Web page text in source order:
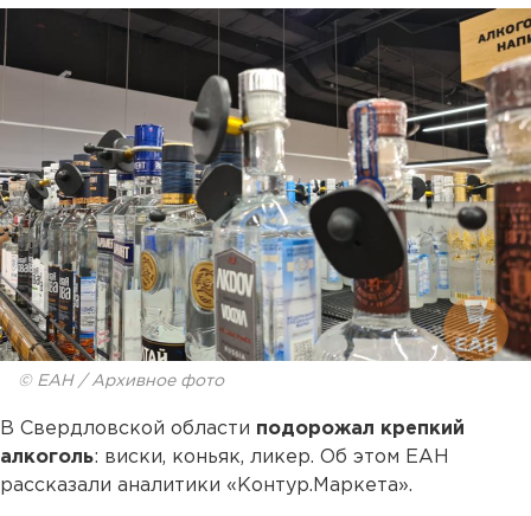
© ЕАН / Архивное фото
В Свердловской области подорожал крепкий
алкоголь: виски, коньяк, ликер. Об этом ЕАН
рассказали аналитики «Контур.Маркета».